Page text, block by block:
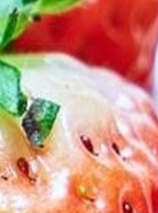
ಇದನ್ನು